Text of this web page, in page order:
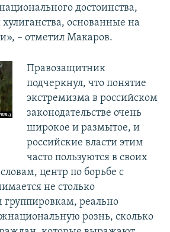
достоинства,
основанные на
– отметил Макаров.
Правозащитник
подчеркнул, что понятие
экстремизма в российском
законодательстве очень
широкое и размытое, и
российские власти этим
часто пользуются в своих
центр по борьбе с
не столько
группировкам, реально
рознь, сколько